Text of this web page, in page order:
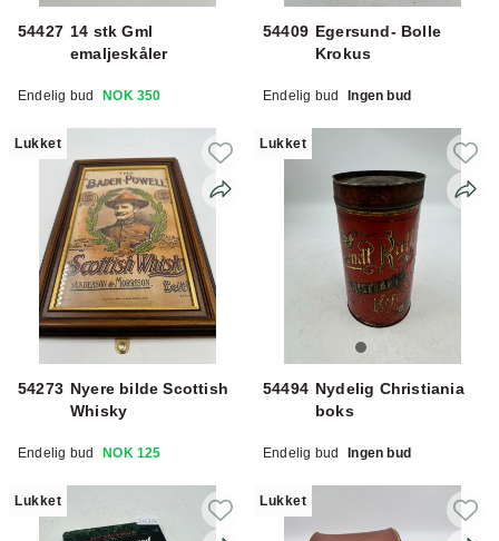
54427 14 stk Gml
emaljeskåler
Endelig bud NOK 350
54409 Egersund- Bolle
Krokus
Endelig bud Ingen bud
Lukket
54273 Nyere bilde Scottish
Whisky
Endelig bud NOK 125
Lukket
54494 Nydelig Christiania
boks
Endelig bud Ingen bud
Lukket Lukket